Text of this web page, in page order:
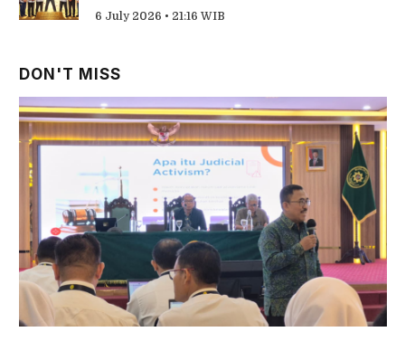
6 July 2026 • 21:16 WIB
DON'T MISS